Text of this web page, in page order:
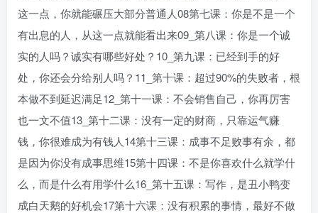
这一点，你就能碾压大部分普通人08第七课：你是不是一个
有出息的人，从这一点就能看出来09_第八课：你是一个诚
实的人吗？诚实有哪些好处？10_第九课：已经到手的好
处，你还会分给别人吗？11_第十课：超过90%的失败者，根
本做不到延迟满足12_第十一课：不会销售自己，你再厉害
也一文不值13_第十二课：没有一定的财商，只靠运气赚
钱，你很难成为有钱人14第十三课：成事不足败事有余，都
是因为你没有成事思维15第十四课：不是你喜欢什么就学什
么，而是什么有用学什么16_第十五课：写作，是丑小鸭变
成白天鹅的好机会17第十六课：没有积累的事情，最好不做